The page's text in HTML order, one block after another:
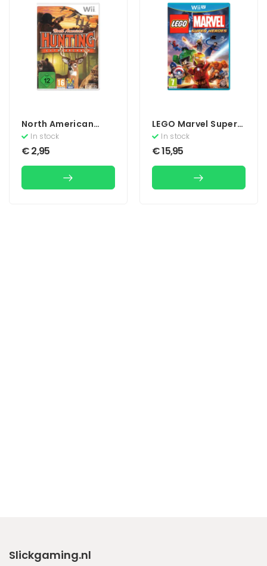
North American
Hunting
Extravaganza
In stock
€2,95
LEGO Marvel Super
Heroes
In stock
€15,95
Slickgaming.nl